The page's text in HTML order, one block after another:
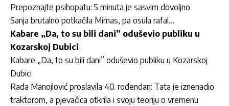
Prepoznajte psihopatu: 5 minuta je sasvim dovoljno
Sanja brutalno potkačila Mimas, pa osula rafal…
Kabare „Da, to su bili dani” oduševio publiku u
Kozarskoj Dubici
Kabare „Da, to su bili dani” oduševio publiku u Kozarskoj
Dubici
Rada Manojlović proslavila 40. rođendan: Tata je iznenadio
traktorom, a pjevačica otkrila i svoju teoriju o vremenu